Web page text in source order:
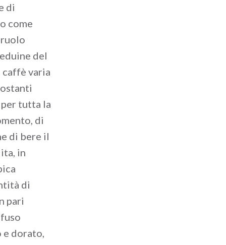
di
come
del
varia
tutta la
di
di bere il
in
di
pari
e dorato,